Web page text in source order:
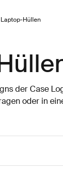
Laptop-Hüllen
der Case
oder in